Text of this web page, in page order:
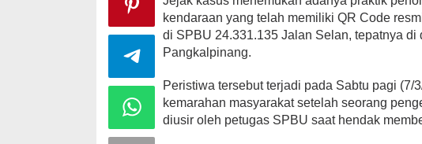
kendaraan yang telah memiliki QR Code
di SPBU 24.331.135 Jalan Selan, tepatnya di
Pangkalpinang.
Peristiwa tersebut terjadi pada Sabtu pagi (7/
kemarahan masyarakat setelah seorang
diusir oleh petugas SPBU saat hendak